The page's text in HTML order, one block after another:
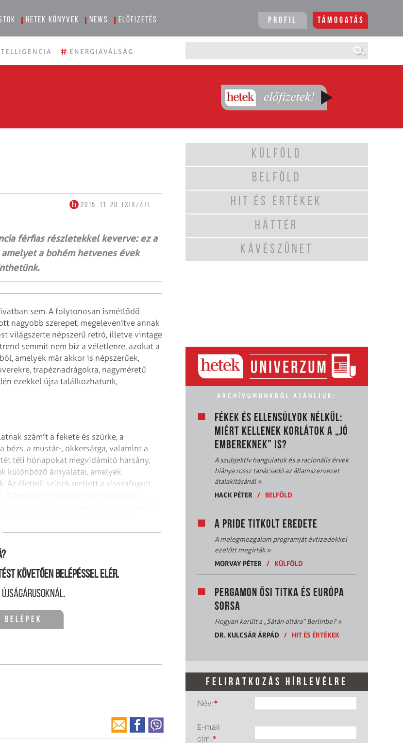
Hetek könyvek News Előfizetés Profil Támogatás
# ENERGIAVÁLSÁG
2015. 11. 20. (XIX/47)
férfias részletekkel keverve: ez a
a bohém hetvenes évek
sem. A folytonosan ismétlődő
nagyobb szerepet, megelevenítve annak
világszerte népszerű retró, illetve vintage
semmit nem bíz a véletlenre, azokat a
amelyek már akkor is népszerűek,
trapéznadrágokra, nagyméretű
ezekkel újra találkozhatunk,
számít a fekete és szürke, a
a mustár-, okkersárga, valamint a
téli hónapokat megvidámító harsány,
különböző árnyalatai, amelyek
Az életteli színek mellett a visszafogott
követően belépéssel elér.
Belépek
KÜLFÖLD
BELFÖLD
HIT ÉS ÉRTÉKEK
HÁTTÉR
KÁVÉSZÜNET
ARCHÍVUMUNKBÓL AJÁNLJUK:
FÉKEK ÉS ELLENSÚLYOK NÉLKÜL:
MIÉRT KELLENEK KORLÁTOK A „JÓ
EMBEREKNEK” IS?
A szubjektív hangulatok és a racionális érvek
hiánya rossz tanácsadó az államszervezet
átalakításánál»
HACK PÉTER
/ BELFÖLD
A PRIDE TITKOLT EREDETE
A melegmozgalom programját évtizedekkel
ezelőtt megírták»
MORVAY PÉTER
/ KÜLFÖLD
PERGAMON ŐSI TITKA ÉS EURÓPA
SORSA
Hogyan került a „Sátán oltára” Berlinbe?»
DR. KULCSÁR ÁRPÁD
/ HIT ÉS ÉRTÉKEK
FELIRATKOZÁS HÍRLEVÉLRE
Név:*
E-mail
cím:*